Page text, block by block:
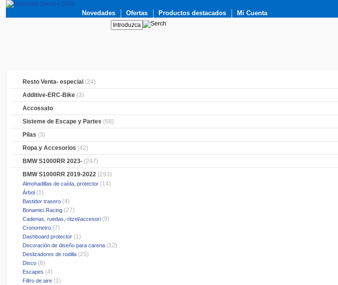
Novedades Ofertas Productos destacados Mi Cuenta
Resto Venta- especial (24)
Additive-ERC-Bike (3)
Accossato
Sisteme de Escape y Partes (68)
Pilas (3)
Ropa y Accesorios (42)
BMW S1000RR 2023- (247)
BMW S1000RR 2019-2022 (293)
Almohadillas de caída, protector (14)
Árbol (1)
Bastidor trasero (4)
Bonamici Racing (27)
Cadenas, ruedas,-ritzel/accesori (9)
Cronometro (7)
Dashboard protector (1)
Decoración de diseño para carena (12)
Deslizadores de rodilla (25)
Disco (8)
Escapes (4)
Filtro de aire (1)